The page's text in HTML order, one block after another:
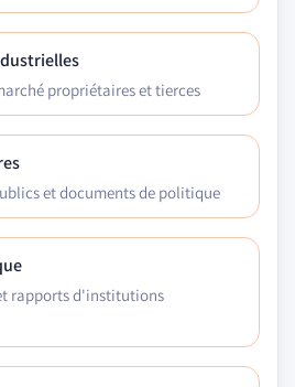
propriétaires et tierces
et documents de politique
rapports d'institutions